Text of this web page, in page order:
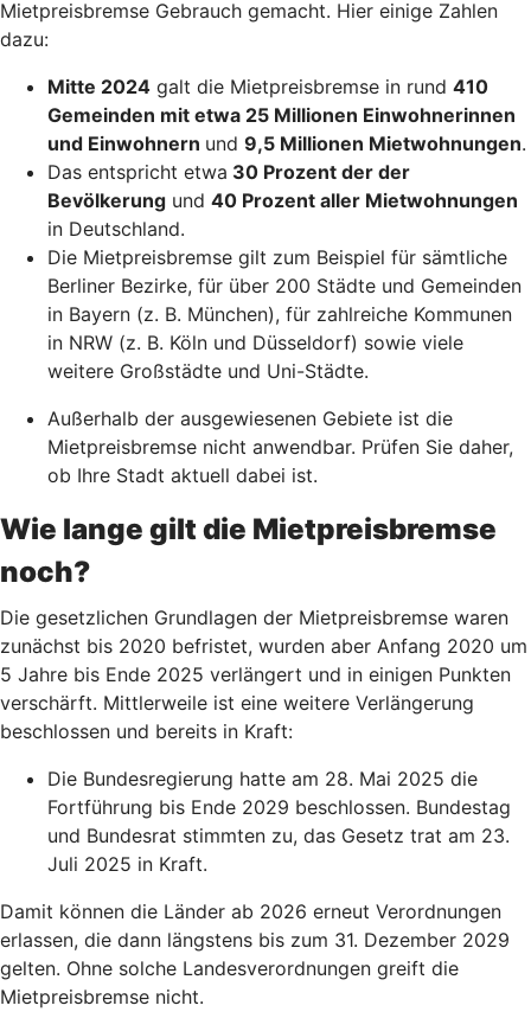
Mietpreisbremse Gebrauch gemacht. Hier einige Zahlen
dazu:
Mitte 2024 galt die Mietpreisbremse in rund 410
Gemeinden mit etwa 25 Millionen Einwohnerinnen
und Einwohnern und 9,5 Millionen Mietwohnungen.
Das entspricht etwa 30 Prozent der der
Bevölkerung und 40 Prozent aller Mietwohnungen
in Deutschland.
Die Mietpreisbremse gilt zum Beispiel für sämtliche
Berliner Bezirke, für über 200 Städte und Gemeinden
in Bayern (z. B. München), für zahlreiche Kommunen
in NRW (z. B. Köln und Düsseldorf) sowie viele
weitere Großstädte und Uni-Städte.
Außerhalb der ausgewiesenen Gebiete ist die
Mietpreisbremse nicht anwendbar. Prüfen Sie daher,
ob Ihre Stadt aktuell dabei ist.
Wie lange gilt die Mietpreisbremse
noch?
Die gesetzlichen Grundlagen der Mietpreisbremse waren
zunächst bis 2020 befristet, wurden aber Anfang 2020 um
5 Jahre bis Ende 2025 verlängert und in einigen Punkten
verschärft. Mittlerweile ist eine weitere Verlängerung
beschlossen und bereits in Kraft:
Die Bundesregierung hatte am 28. Mai 2025 die
Fortführung bis Ende 2029 beschlossen. Bundestag
und Bundesrat stimmten zu, das Gesetz trat am 23.
Juli 2025 in Kraft.
Damit können die Länder ab 2026 erneut Verordnungen
erlassen, die dann längstens bis zum 31. Dezember 2029
gelten. Ohne solche Landesverordnungen greift die
Mietpreisbremse nicht.